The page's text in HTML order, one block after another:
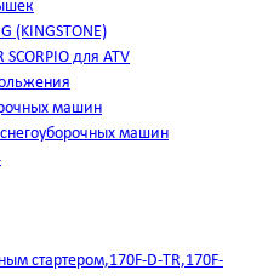
(KINGSTONE)
для ATV
машин
машин
стартером,170F-D-TR,170F-